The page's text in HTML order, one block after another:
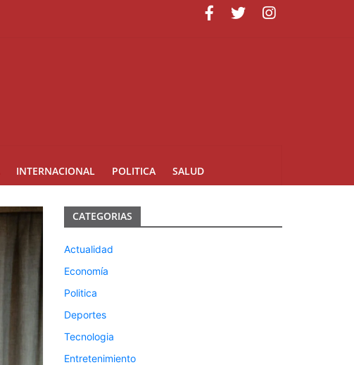
INTERNACIONAL POLITICA SALUD
CATEGORIAS
Actualidad
Economía
Politica
Deportes
Tecnologia
Entretenimiento